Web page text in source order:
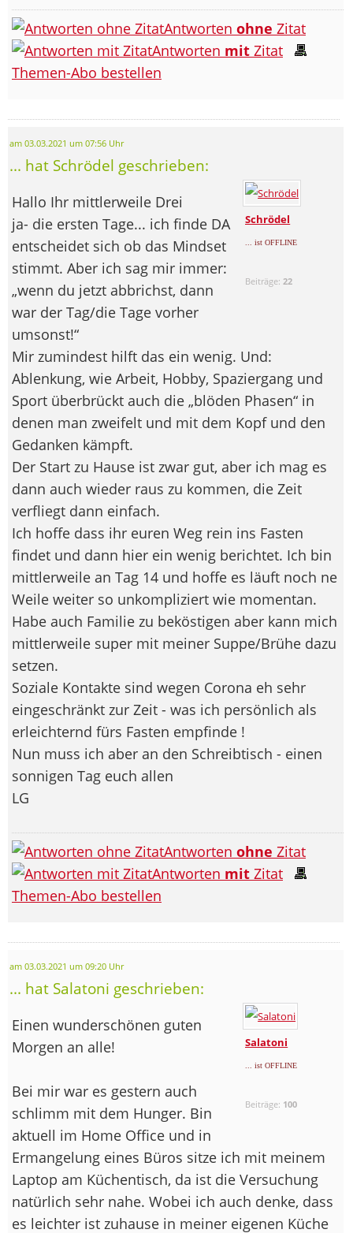
Antworten ohne Zitat
Antworten mit Zitat
Themen-Abo bestellen
am 03.03.2021 um 07:56 Uhr
... hat Schrödel geschrieben:
Schrödel
... ist OFFLINE
Beiträge: 22
Hallo Ihr mittlerweile Drei
ja- die ersten Tage... ich finde DA
entscheidet sich ob das Mindset
stimmt. Aber ich sag mir immer:
„wenn du jetzt abbrichst, dann
war der Tag/die Tage vorher
umsonst!“
Mir zumindest hilft das ein wenig. Und:
Ablenkung, wie Arbeit, Hobby, Spaziergang und
Sport überbrückt auch die „blöden Phasen“ in
denen man zweifelt und mit dem Kopf und den
Gedanken kämpft.
Der Start zu Hause ist zwar gut, aber ich mag es
dann auch wieder raus zu kommen, die Zeit
verfliegt dann einfach.
Ich hoffe dass ihr euren Weg rein ins Fasten
findet und dann hier ein wenig berichtet. Ich bin
mittlerweile an Tag 14 und hoffe es läuft noch ne
Weile weiter so unkompliziert wie momentan.
Habe auch Familie zu beköstigen aber kann mich
mittlerweile super mit meiner Suppe/Brühe dazu
setzen.
Soziale Kontakte sind wegen Corona eh sehr
eingeschränkt zur Zeit - was ich persönlich als
erleichternd fürs Fasten empfinde !
Nun muss ich aber an den Schreibtisch - einen
sonnigen Tag euch allen
LG
Antworten ohne Zitat
Antworten mit Zitat
Themen-Abo bestellen
am 03.03.2021 um 09:20 Uhr
... hat Salatoni geschrieben:
Salatoni
... ist OFFLINE
Beiträge: 100
Einen wunderschönen guten
Morgen an alle!
Bei mir war es gestern auch
schlimm mit dem Hunger. Bin
aktuell im Home Office und in
Ermangelung eines Büros sitze ich mit meinem
Laptop am Küchentisch, da ist die Versuchung
natürlich sehr nahe. Wobei ich auch denke, dass
es leichter ist zuhause in meiner eigenen Küche